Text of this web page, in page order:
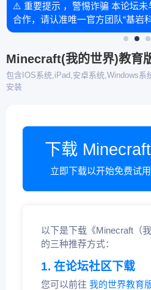
⚠️ 重要提示 ，警惕诈骗 本论坛未
合作，请认准唯一官方团队“基岩
Minecraft(我的世界)教育
包含IOS系统,iPad,安卓系统,Windows系
安装
下载
立即下载以开始免费试
以下是下载《Minecraft（
的三种推荐方式：
1. 在论坛社区下载
您可以前往我的世界教育